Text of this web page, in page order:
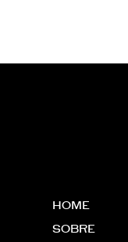
HOME
SOBRE